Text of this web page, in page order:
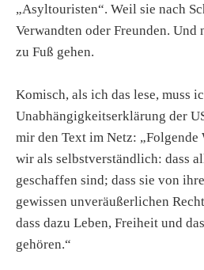
„Asyltouristen“. Weil sie nach
Verwandten oder Freunden.
zu Fuß gehen.
Komisch, als ich das lese, muss
Unabhängigkeitserklärung der
mir den Text im Netz: „Folgende
wir als selbstverständlich: dass
geschaffen sind; dass sie von
gewissen unveräußerlichen
dass dazu Leben, Freiheit und
gehören.“